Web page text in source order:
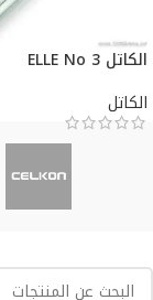
الكاتل ELLE No 3
الكاتل